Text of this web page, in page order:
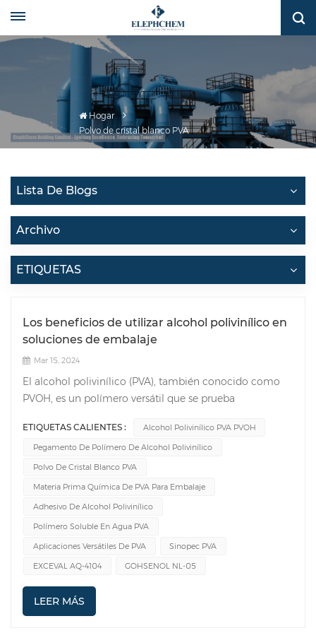
Hogar
Polvo de cristal blanco PVA
Lista De Blogs
Archivo
ETIQUETAS
Los beneficios de utilizar alcohol polivinílico en
soluciones de embalaje
Mar 15, 2024
El alcohol polivinílico (PVA), también conocido como
PVOH, es un polímero versátil que se prueba
embalaje, el PVA es popular por sus propiedades y
ventajas únicas. Los principales usos en la industria del
embalaje incluyen Película de embalaje de PVA y
adhesivo de embalaje PVA El adhesivo de alcohol
convierte en una opción ideal para aplicaciones de
embalaje que requieren sellos seguros y uniones fuertes.
Ya sea que se trate de adhesión de papel a papel, de
película a película o de película a papel, el adhesivo PVA
proporciona un rendimiento confiable y duradero,
asegurando la integridad del contenido empaquetado.
ETIQUETAS CALIENTES :
Alcohol Polivinílico PVA PVOH
Pegamento De Polímero De Alcohol Polivinílico
Polvo De Cristal Blanco PVA
Materia Prima Química De PVA Para Embalaje
Adhesivo De Alcohol Polivinílico
Polímero Soluble En Agua PVA
Aplicaciones Versátiles De PVA
Sinopec PVA
EXCEVAL AQ-4104
GOHSENOL NL-05
LEER MÁS